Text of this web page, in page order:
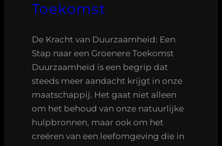
Toekomst
De Kracht van Duurzaamheid: Een
Stap naar een Groenere Toekomst
Duurzaamheid is een begrip dat
steeds meer aandacht krijgt in onze
maatschappij. Het gaat niet alleen
om het behoud van onze natuurlijke
hulpbronnen, maar ook om het
creëren van een leefomgeving die in